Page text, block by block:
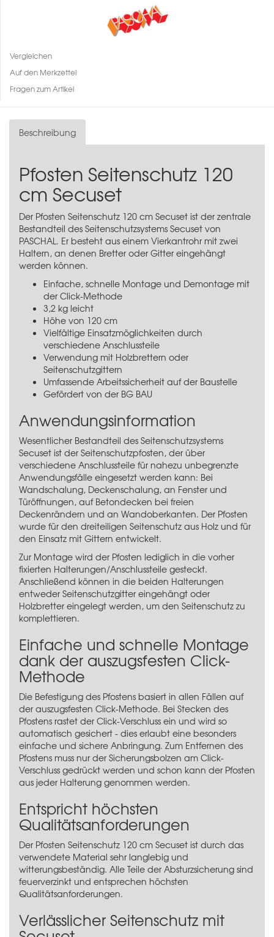
Vergleichen
Auf den Merkzettel
Fragen zum Artikel
Beschreibung
Pfosten Seitenschutz 120
cm Secuset
Der Pfosten Seitenschutz 120 cm Secuset ist der zentrale
Bestandteil des Seitenschutzsystems Secuset von
PASCHAL. Er besteht aus einem Vierkantrohr mit zwei
Haltern, an denen Bretter oder Gitter eingehängt
werden können.
Einfache, schnelle Montage und Demontage mit
der Click-Methode
3,2 kg leicht
Höhe von 120 cm
Vielfältige Einsatzmöglichkeiten durch
verschiedene Anschlussteile
Verwendung mit Holzbrettern oder
Seitenschutzgittern
Umfassende Arbeitssicherheit auf der Baustelle
Gefördert von der BG BAU
Anwendungsinformation
Wesentlicher Bestandteil des Seitenschutzsystems
Secuset ist der Seitenschutzpfosten, der über
verschiedene Anschlussteile für nahezu unbegrenzte
Anwendungsfälle eingesetzt werden kann: Bei
Wandschalung, Deckenschalung, an Fenster und
Türöffnungen, auf Betondecken bei freien
Deckenrändern und an Wandoberkanten. Der Pfosten
wurde für den dreiteiligen Seitenschutz aus Holz und für
den Einsatz mit Gittern entwickelt.
Zur Montage wird der Pfosten lediglich in die vorher
fixierten Halterungen/Anschlussteile gesteckt.
Anschließend können in die beiden Halterungen
entweder Seitenschutzgitter eingehängt oder
Holzbretter eingelegt werden, um den Seitenschutz zu
komplettieren.
Einfache und schnelle Montage
dank der auszugsfesten Click-
Methode
Die Befestigung des Pfostens basiert in allen Fällen auf
der auszugsfesten Click-Methode. Bei Stecken des
Pfostens rastet der Click-Verschluss ein und wird so
automatisch gesichert - dies erlaubt eine besonders
einfache und sichere Anbringung. Zum Entfernen des
Pfostens muss nur der Sicherungsbolzen am Click-
Verschluss gedrückt werden und schon kann der Pfosten
aus jeder Halterung genommen werden.
Entspricht höchsten
Qualitätsanforderungen
Der Pfosten Seitenschutz 120 cm Secuset ist durch das
verwendete Material sehr langlebig und
witterungsbeständig. Alle Teile der Absturzsicherung sind
feuerverzinkt und entsprechen höchsten
Qualitätsanforderungen.
Verlässlicher Seitenschutz mit